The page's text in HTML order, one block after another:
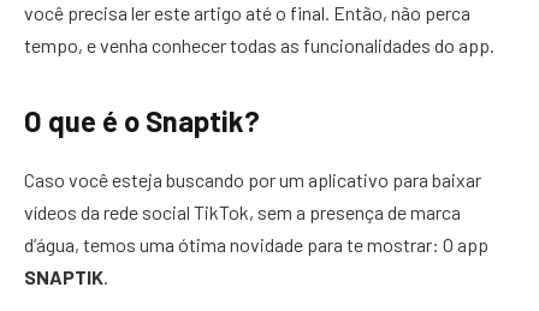
você precisa ler este artigo até o final. Então, não perca
tempo, e venha conhecer todas as funcionalidades do app.
O que é o Snaptik?
Caso você esteja buscando por um aplicativo para baixar
vídeos da rede social TikTok, sem a presença de marca
d’água, temos uma ótima novidade para te mostrar: O app
SNAPTIK.